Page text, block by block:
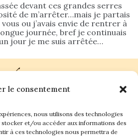
le consentement
nous utilisons des technologies
et/ou accéder aux informations des
à ces technologies nous permettra de
devant ces grandes serres
de m’arrêter…mais je partais
ou j’avais envie de rentrer à
journée, bref je continuais
jour je me suis arrêtée…
Contact